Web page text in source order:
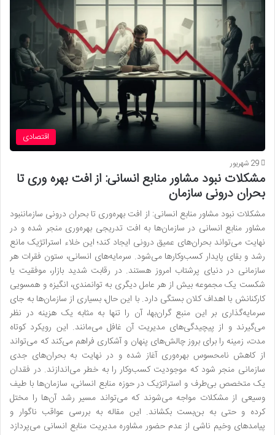
اقتصادی
29 شهریور
مشکلات نبود مشاور منابع انسانی: از افت بهره وری تا
بحران درونی سازمان
مشکلات نبود مشاور منابع انسانی: از افت بهره‌وری تا بحران درونی سازماننبود
مشاور منابع انسانی در سازمان‌ها به افت تدریجی بهره‌وری منجر شده و در
نهایت می‌تواند بحران‌های عمیق درونی ایجاد کند؛ این خلاء استراتژیک مانع
رشد و بقای پایدار کسب‌وکارها می‌شود. سرمایه‌های انسانی، ستون فقرات هر
سازمانی در دنیای پرشتاب امروز هستند. در رقابت شدید بازار، موفقیت یا
شکست یک مجموعه بیش از هر عامل دیگری به توانمندی، انگیزه و همسویی
کارکنانش با اهداف کلان بستگی دارد. با این حال، بسیاری از سازمان‌ها به جای
سرمایه‌گذاری بر این منبع گران‌بها، آن را تنها به مثابه یک هزینه در نظر
می‌گیرند و از پیچیدگی‌های مدیریت آن غافل می‌مانند. این رویکرد کوتاه
مدت، زمینه را برای بروز چالش‌های پنهان و آشکاری فراهم می‌کند که می‌تواند
از کاهش نامحسوس بهره‌وری آغاز شده و در نهایت به بحران‌های جدی
سازمانی منجر شود که موجودیت کسب‌وکار را به خطر می‌اندازند. در فقدان
یک متخصص بی‌طرف و استراتژیک در حوزه منابع انسانی، سازمان‌ها با طیف
وسیعی از مشکلات مواجه می‌شوند که می‌تواند مسیر رشد آن‌ها را مختل
کرده و حتی به بن‌بست بکشاند. این مقاله به بررسی عواقب ناگوار و
پیامدهای وخیم ناشی از عدم حضور مشاوره مدیریت منابع انسانی می‌پردازد